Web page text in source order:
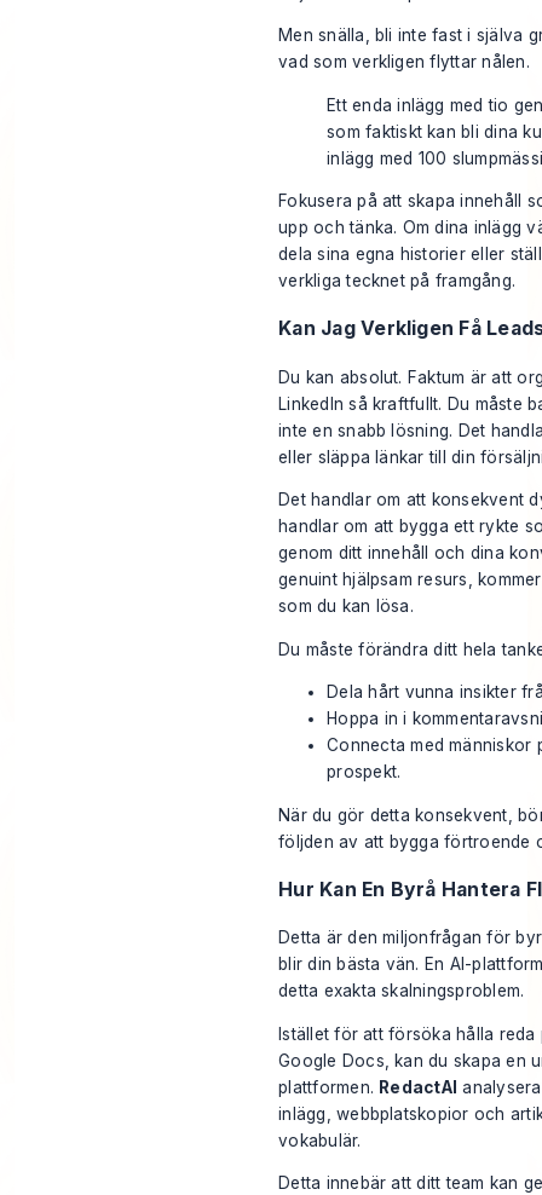
Men snälla, bli inte fast i själva
vad som verkligen flyttar nålen.
Ett enda inlägg med tio
som faktiskt kan bli dina
inlägg med 100
Fokusera på att skapa innehåll
upp och tänka. Om dina inlägg
dela sina egna historier eller
verkliga tecknet på framgång.
Kan Jag Verkligen Få
Du kan absolut. Faktum är att
LinkedIn så kraftfullt. Du måste
inte en snabb lösning. Det
eller släppa länkar till din
Det handlar om att konsekvent
handlar om att bygga ett rykte
genom ditt innehåll och dina
genuint hjälpsam resurs,
som du kan lösa.
Du måste förändra ditt hela
Dela hårt vunna insikter
Hoppa in i
Connecta med människor
prospekt.
När du gör detta konsekvent,
följden av att bygga förtroende
Hur Kan En Byrå Hantera
Detta är den miljonfrågan för
blir din bästa vän. En AI-
detta exakta skalningsproblem.
Istället för att försöka hålla
Google Docs, kan du skapa en
plattformen. RedactAI
inlägg, webbplatskopior och
vokabulär.
Detta innebär att ditt team kan